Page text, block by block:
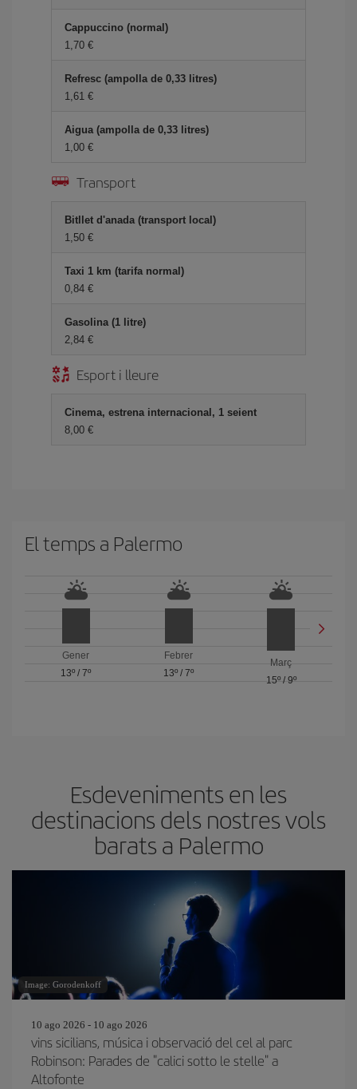
Cappuccino (normal)
1,70
Refresc (ampolla de 0,33 litres)
1,61
Aigua (ampolla de 0,33 litres)
1,00
Transport
Bitllet d'anada (transport local)
1,50
Taxi 1 km (tarifa normal)
0,84
Gasolina (1 litre)
2,84
Esport i lleure
Cinema, estrena internacional, 1 seient
8,00
El temps a Palermo
Gener
13º /7º
Febrer
13º / 7º
Març
15º/ 9º
Esdeveniments en les
destinacions dels nostres vols
barats a Palermo
Image: Gorodenkoff
10 ago 2026 - 10 ago 2026
vins sicilians, música i observació del cel al parc
Robinson: Parades de "calici sotto le stelle" a
Altofonte